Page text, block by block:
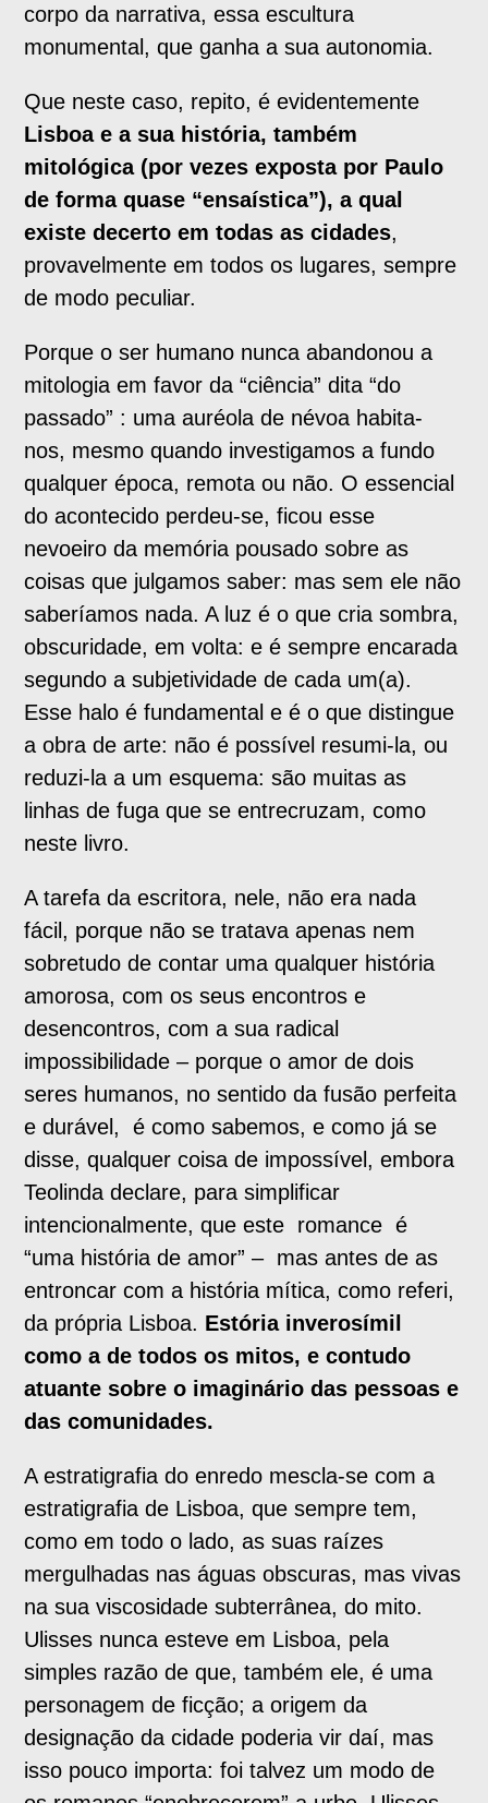
corpo da narrativa, essa escultura
monumental, que ganha a sua autonomia.
Que neste caso, repito, é evidentemente
Lisboa e a sua história, também
mitológica (por vezes exposta por Paulo
de forma quase “ensaística”), a qual
existe decerto em todas as cidades,
provavelmente em todos os lugares, sempre
de modo peculiar.
Porque o ser humano nunca abandonou a
mitologia em favor da “ciência” dita “do
passado” : uma auréola de névoa habita-
nos, mesmo quando investigamos a fundo
qualquer época, remota ou não. O essencial
do acontecido perdeu-se, ficou esse
nevoeiro da memória pousado sobre as
coisas que julgamos saber: mas sem ele não
saberíamos nada. A luz é o que cria sombra,
obscuridade, em volta: e é sempre encarada
segundo a subjetividade de cada um(a).
Esse halo é fundamental e é o que distingue
a obra de arte: não é possível resumi-la, ou
reduzi-la a um esquema: são muitas as
linhas de fuga que se entrecruzam, como
neste livro.
A tarefa da escritora, nele, não era nada
fácil, porque não se tratava apenas nem
sobretudo de contar uma qualquer história
amorosa, com os seus encontros e
desencontros, com a sua radical
impossibilidade – porque o amor de dois
seres humanos, no sentido da fusão perfeita
e durável, é como sabemos, e como já se
disse, qualquer coisa de impossível, embora
Teolinda declare, para simplificar
intencionalmente, que este romance é
“uma história de amor” – mas antes de as
entroncar com a história mítica, como referi,
da própria Lisboa. Estória inverosímil
como a de todos os mitos, e contudo
atuante sobre o imaginário das pessoas e
das comunidades.
A estratigrafia do enredo mescla-se com a
estratigrafia de Lisboa, que sempre tem,
como em todo o lado, as suas raízes
mergulhadas nas águas obscuras, mas vivas
na sua viscosidade subterrânea, do mito.
Ulisses nunca esteve em Lisboa, pela
simples razão de que, também ele, é uma
personagem de ficção; a origem da
designação da cidade poderia vir daí, mas
isso pouco importa: foi talvez um modo de